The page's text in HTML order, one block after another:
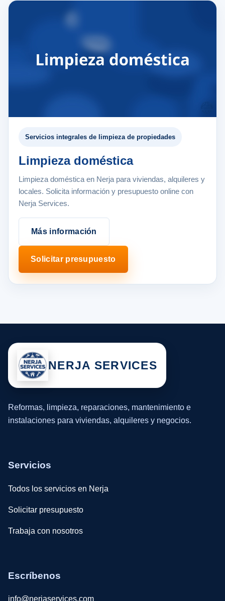
Servicios integrales de limpieza de propiedades
Limpieza doméstica
Limpieza doméstica en Nerja para viviendas, alquileres y
locales. Solicita información y presupuesto online con
Nerja Services.
Más información
Solicitar presupuesto
NERJA SERVICES
Reformas, limpieza, reparaciones, mantenimiento e
instalaciones para viviendas, alquileres y negocios.
Servicios
Todos los servicios en Nerja
Solicitar presupuesto
Trabaja con nosotros
Escríbenos
info@nerjaservices.com